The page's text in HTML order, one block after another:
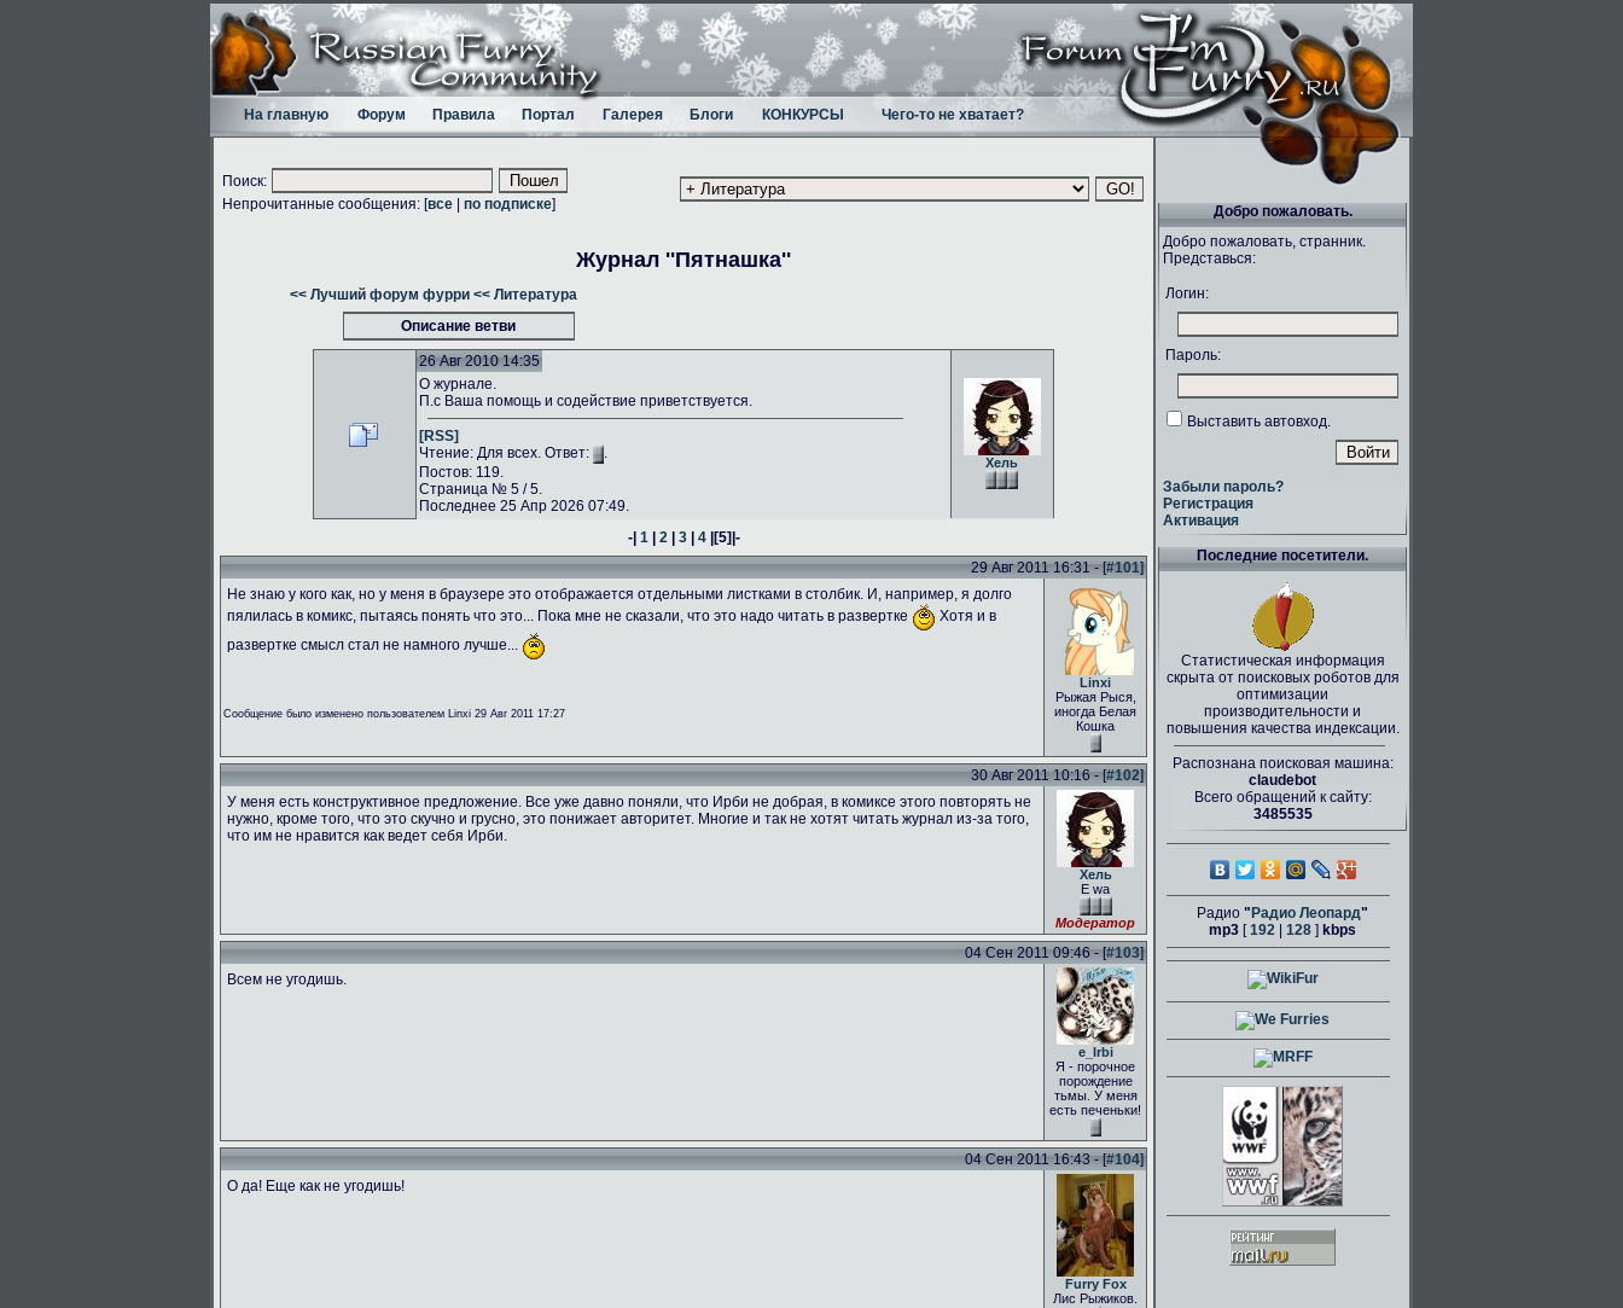
На главную Форум Правила Портал Галерея Блоги КОНКУРСЫ Чего-то не хватает?
Поиск:
Непрочитанные сообщения: [все по подписке]
Журнал ''Пятнашка''
<< Лучший форум фурри << Литература
Описание ветви
26 Авг 2010 14:35
Хель
О журнале.
П.с Ваша помощь и содействие приветствуется.
[RSS]
Чтение: Для всех. Ответ:
.
Постов: 119.
Страница № 5 / 5.
Последнее 25 Апр 2026 07:49.
-| 1| 2| 3| 4|[5]|-
29 Авг 2011 16:31 - [#101]
Не знаю у кого как, но у меня в браузере это отображается отдельными листками в столбик. И, например, я долго
пялилась в комикс, пытаясь понять что это... Пока мне не сказали, что это надо читать в развертке
Хотя и в
развертке смысл стал не намного лучше...
Сообщение было изменено пользователем Linxi 29 Авг 2011 17:27
Linxi
Рыжая Рыся,
иногда Белая
Кошка
30 Авг 2011 10:16 - [#102]
У меня есть конструктивное предложение. Все уже давно поняли, что Ирби не добрая, в комиксе этого повторять не
нужно, кроме того, что это скучно и грусно, это понижает авторитет. Многие и так не хотят читать журнал из-за того,
что им не нравится как ведет себя Ирби.
Хель
E wa
Модератор
04 Сен 2011 09:46 - [#103]
Всем не угодишь.
e_Irbi
Я - порочное
порождение
тьмы. У меня
есть печеньки!
04 Сен 2011 16:43 - [#104]
О да! Еще как не угодишь!
Furry Fox
Лис Рыжиков.
Добро пожаловать.
Добро пожаловать, странник.
Представься:
Логин:
Пароль:
Выставить автовход.
Забыли пароль?
Регистрация
Активация
Последние посетители.
Статистическая информация
скрыта от поисковых роботов для
оптимизации
производительности и
повышения качества индексации.
Распознана поисковая машина:
claudebot
Всего обращений к сайту:
3485535
Радио " Радио Леопард"
mp3 [192 128 ] kbps